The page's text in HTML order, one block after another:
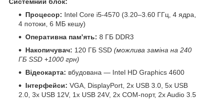
Процесор: Intel Core i5-4570 (3.20–3.60 ГГц, 4 ядра,
4 потоки, 6 МБ кешу)
Оперативна пам’ять: 8 ГБ DDR3
Накопичувач: 120 ГБ SSD (можлива заміна на 240
ГБ SSD +1000 грн)
Відеокарта: вбудована — Intel HD Graphics 4600
Інтерфейси: VGA, DisplayPort, 2x USB 3.0, 5x USB
2.0, 3x USB 12V, 1x USB 24V, 2x COM-порт, 2x Audio 3.5